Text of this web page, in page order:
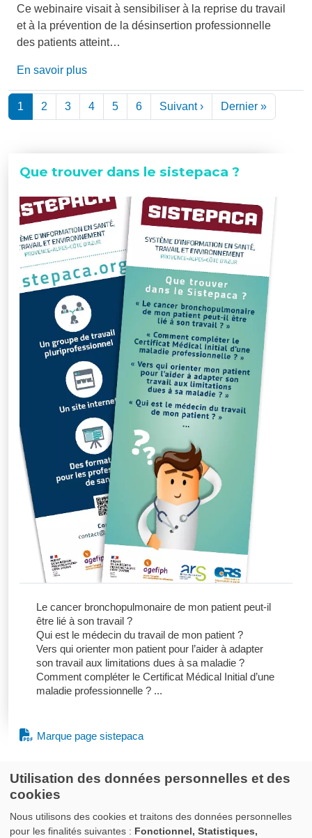
Ce webinaire visait à sensibiliser à la reprise du travail
et à la prévention de la désinsertion professionnelle
des patients atteint…
En savoir plus
Pagination
1 2 3 4 5 6 Suivant ›Page suivante
Dernier »Dernière
Que trouver dans le sistepaca ?
Le cancer bronchopulmonaire de mon patient peut-il
être lié à son travail ?
Qui est le médecin du travail de mon patient ?
Vers qui orienter mon patient pour l’aider à adapter
son travail aux limitations dues à sa maladie ?
Comment compléter le Certificat Médical Initial d’une
maladie professionnelle ? ...
Marque page sistepaca
Utilisation des données personnelles et des
cookies
Nous utilisons des cookies et traitons des données personnelles
pour les finalités suivantes : Fonctionnel, Statistiques,